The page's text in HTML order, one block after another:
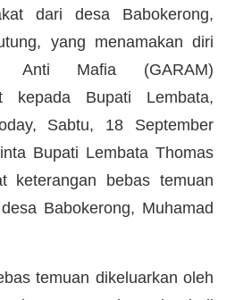
dari desa Babokerong,
yang menamakan diri
Anti Mafia (GARAM)
kepada Bupati Lembata,
Sabtu, 18 September
Bupati Lembata Thomas
keterangan bebas temuan
Babokerong, Muhamad
temuan dikeluarkan oleh